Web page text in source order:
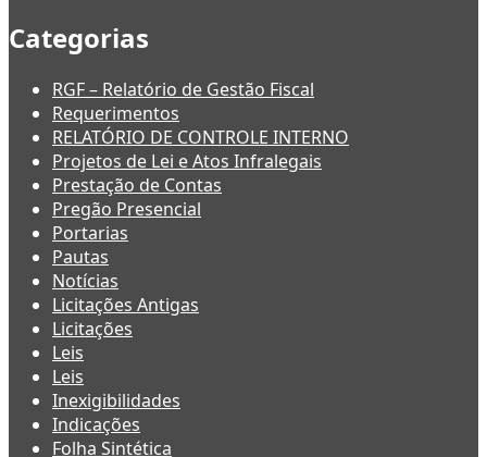
Categorias
RGF – Relatório de Gestão Fiscal
Requerimentos
RELATÓRIO DE CONTROLE INTERNO
Projetos de Lei e Atos Infralegais
Prestação de Contas
Pregão Presencial
Portarias
Pautas
Notícias
Licitações Antigas
Licitações
Leis
Leis
Inexigibilidades
Indicações
Folha Sintética